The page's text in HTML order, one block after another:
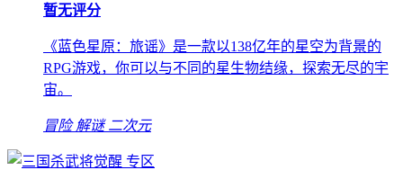
暂无评分
《蓝色星原：旅谣》是一款以138亿年的星空为背景的
RPG游戏，你可以与不同的星生物结缘，探索无尽的宇
宙。
冒险 解谜 二次元
专区